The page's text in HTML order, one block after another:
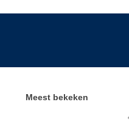
Meest bekeken